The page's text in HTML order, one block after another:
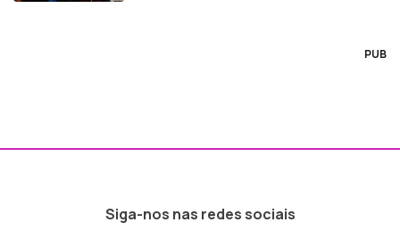
PUB
Siga-nos nas redes sociais